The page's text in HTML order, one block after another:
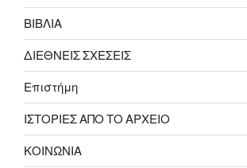
ΒΙΒΛΙΑ
ΔΙΕΘΝΕΙΣ ΣΧΕΣΕΙΣ
Επιστήμη
ΙΣΤΟΡΙΕΣ ΑΠΟ ΤΟ ΑΡΧΕΙΟ
ΚΟΙΝΩΝΙΑ